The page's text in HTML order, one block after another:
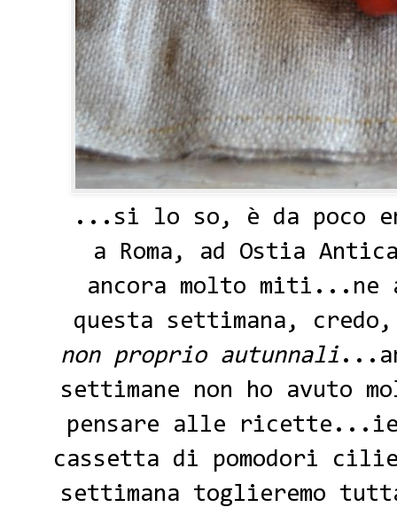
...si lo so, è da poco
a Roma, ad Ostia
ancora molto miti...ne
questa settimana,
non proprio autunnali
settimane non ho avuto
pensare alle
cassetta di pomodori
settimana toglieremo